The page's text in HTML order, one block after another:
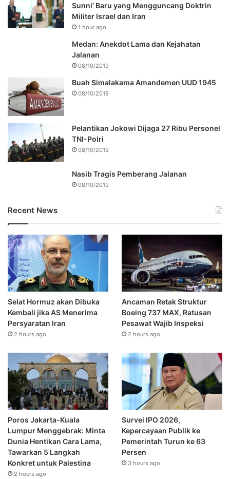
Sunni’ Baru yang Mengguncang Doktrin
Militer Israel dan Iran
1 hour ago
Medan: Anekdot Lama dan Kejahatan
Jalanan
08/10/2019
Buah Simalakama Amandemen UUD 1945
08/10/2019
Pelantikan Jokowi Dijaga 27 Ribu Personel
TNI-Polri
08/10/2019
Nasib Tragis Pemberang Jalanan
08/10/2019
Recent News
Selat Hormuz akan Dibuka
Kembali jika AS Menerima
Persyaratan Iran
2 hours ago
Ancaman Retak Struktur
Boeing 737 MAX, Ratusan
Pesawat Wajib Inspeksi
2 hours ago
Poros Jakarta-Kuala
Lumpur Menggebrak: Minta
Dunia Hentikan Cara Lama,
Tawarkan 5 Langkah
Konkret untuk Palestina
2 hours ago
Survei IPO 2026,
Kepercayaan Publik ke
Pemerintah Turun ke 63
Persen
3 hours ago